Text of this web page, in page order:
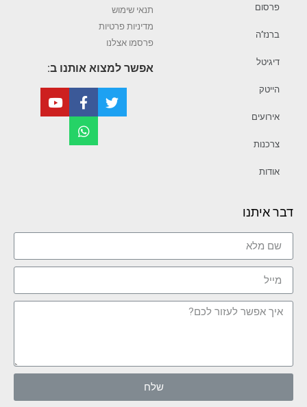
פרסום
ברנז’ה
דיגיטל
הייטק
אירועים
צרכנות
אודות
תנאי שימוש
מדיניות פרטיות
פרסמו אצלנו
אפשר למצוא אותנו ב:
דבר איתנו
שלח